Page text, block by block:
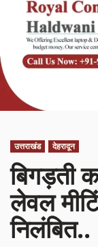
उत्तराखंड देहरादून
बिगड़ती
लेवल
निलंबित..